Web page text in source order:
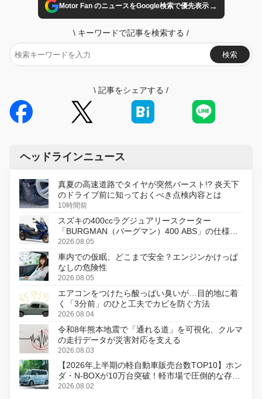
Motor Fan のニュースをGoogle検索で優先表示→
\ キーワードで記事を検索する /
検索
\ 記事をシェアする /
ヘッドラインニュース
真夏の高速道路でタイヤが突然バースト!? 炎天下
のドライブ前に知っておくべき点検内容とは
10時間前
スズキの400ccラグジュアリースクーター
「BURGMAN（バーグマン）400 ABS」の仕様を
変更し、8月18日に発売
2026.08.05
車内での仮眠、どこまで安全？エンジンかけっぱ
なしの危険性
2026.08.05
エアコンをつけたら酸っぱい臭いが…目的地に着
く「3分前」のひと工夫でカビを防ぐ方法
2026.08.04
令和8年熊本地震で「通れる道」を可視化、クルマ
の走行データが災害対応を支える
2026.08.03
【2026年上半期の軽自動車販売台数TOP10】ホン
ダ・N-BOXが10万台突破！軽市場で圧倒的な存在
感
2026.08.02